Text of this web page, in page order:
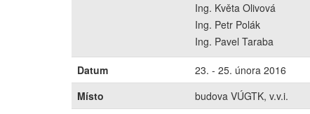
Ing. Květa Olivová
Ing. Petr Polák
Ing. Pavel Taraba
Datum
23. - 25. února 2016
Místo
budova VÚGTK, v.v.i.